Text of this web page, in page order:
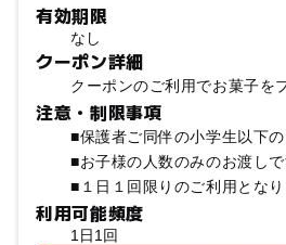
有効期限
なし
クーポン詳細
クーポンのご利用でお菓子を
注意・制限事項
■保護者ご同伴の小学生以下の
■お子様の人数のみのお渡しで
■１日１回限りのご利用となり
利用可能頻度
1日1回